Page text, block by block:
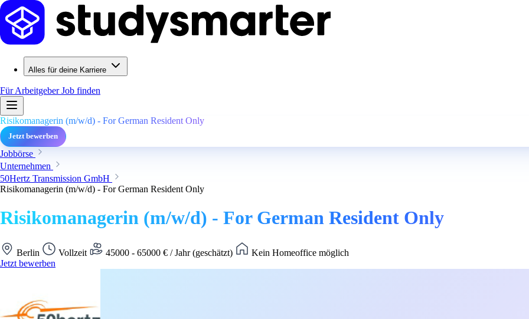
Alles für deine Karriere
Für ArbeitgeberJob finden
Risikomanagerin (m/w/d) - For German Resident Only
Jetzt bewerben
Jobbörse
Unternehmen
50Hertz Transmission GmbH
Risikomanagerin (m/w/d) - For German Resident Only
Risikomanagerin (m/w/d) - For German Resident Only
Berlin Vollzeit 45000 - 65000 € / Jahr (geschätzt)
Kein Homeoffice möglich
Jetzt bewerben